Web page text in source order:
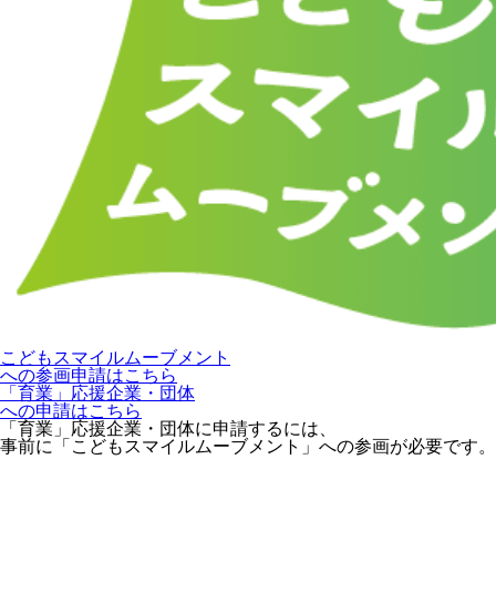
こどもスマイルムーブメント
への参画申請はこちら
「育業」応援企業・団体
への申請はこちら
「育業」応援企業・団体に申請するには、
事前に「こどもスマイルムーブメント」への参画が必要です。